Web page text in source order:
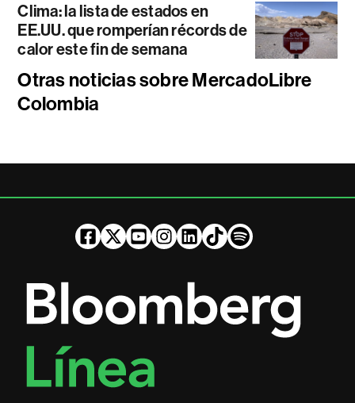
Clima: la lista de estados en
EE.UU. que romperían récords de
calor este fin de semana
Otras noticias sobre MercadoLibre
Colombia